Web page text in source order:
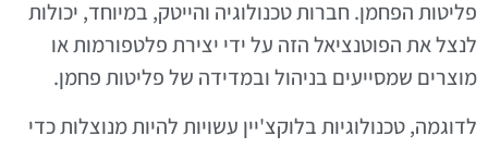
פליטות הפחמן. חברות טכנולוגיה והייטק, במיוחד, יכולות
לנצל את הפוטנציאל הזה על ידי יצירת פלטפורמות או
מוצרים שמסייעים בניהול ובמדידה של פליטות פחמן.
לדוגמה, טכנולוגיות בלוקצ'יין עשויות להיות מנוצלות כדי